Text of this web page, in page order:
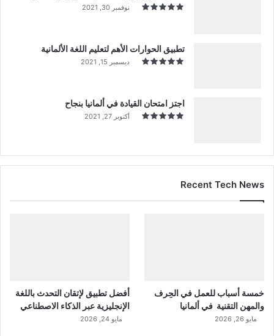
نوفمبر 30, 2021
تطبيق الحوارات الأهم لتعليم اللغة الألمانية
ديسمبر 15, 2021
اجتز امتحان القيادة في ألمانيا بنجاح
أكتوبر 27, 2021
Recent Tech News
خمسة أسباب للعمل في الحِرف
والمهن التقنية في ألمانيا
مايو 26, 2026
أفضل تطبيق لإتقان التحدث باللغة
الإنجليزية عبر الذكاء الاصطناعي
مايو 24, 2026